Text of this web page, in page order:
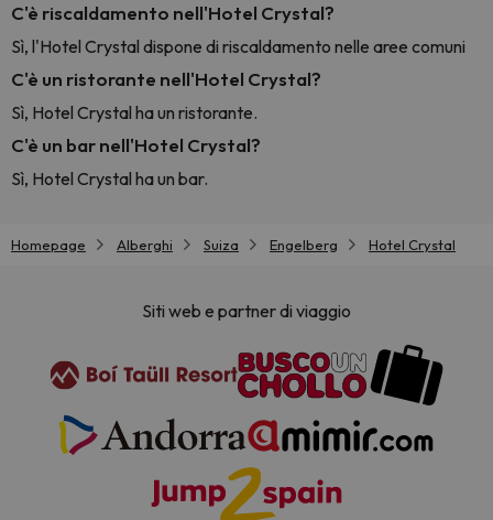
C'è riscaldamento nell'Hotel Crystal?
Sì, l'Hotel Crystal dispone di riscaldamento nelle aree comuni
C'è un ristorante nell'Hotel Crystal?
Sì, Hotel Crystal ha un ristorante.
C'è un bar nell'Hotel Crystal?
Sì, Hotel Crystal ha un bar.
Homepage Alberghi Suiza Engelberg Hotel Crystal
Siti web e partner di viaggio